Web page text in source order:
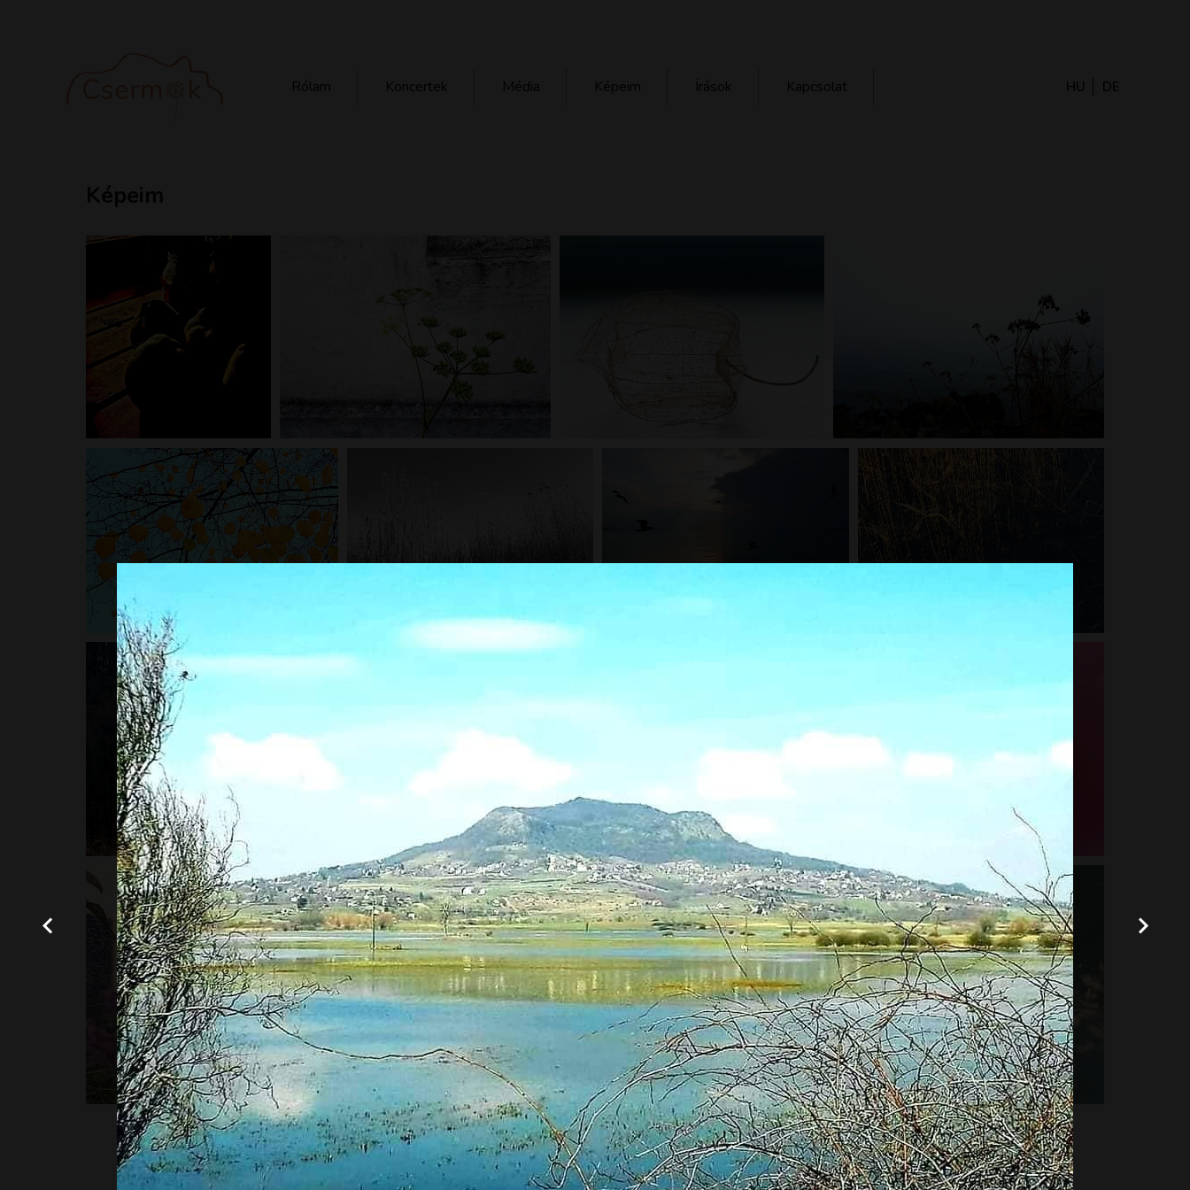
Rólam Koncertek Média Képeim Írások Kapcsolat HU DE
Képeim
1 2 3 4 5